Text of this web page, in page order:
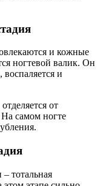
и кожные
ногтевой валик. Он
воспаляется и
от
самом ногте
тотальная